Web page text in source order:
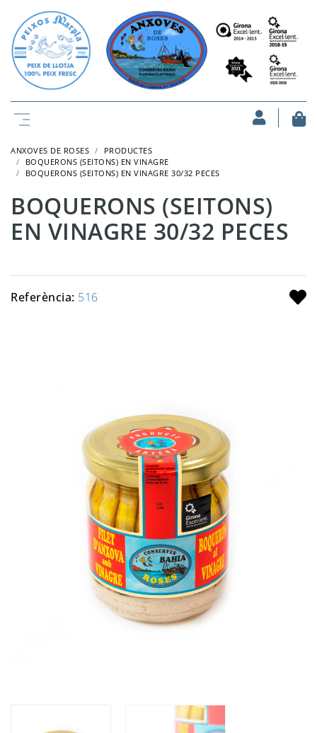
ANXOVES DE ROSES
PRODUCTES
BOQUERONS (SEITONS) EN VINAGRE
BOQUERONS (SEITONS) EN VINAGRE 30/32 PECES
BOQUERONS (SEITONS)
EN VINAGRE 30/32 PECES
Referència: 516